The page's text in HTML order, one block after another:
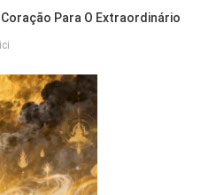
Para O Extraordinário